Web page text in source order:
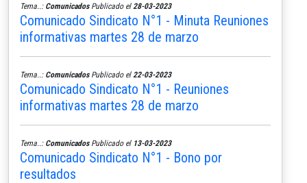
Tema..: ComunicadosPublicado el 28-03-2023
Comunicado Sindicato N°1 - Minuta Reuniones
informativas martes 28 de marzo
Tema..: ComunicadosPublicado el 22-03-2023
Comunicado Sindicato N°1 - Reuniones
informativas martes 28 de marzo
Tema..: ComunicadosPublicado el 13-03-2023
Comunicado Sindicato N°1 - Bono por
resultados